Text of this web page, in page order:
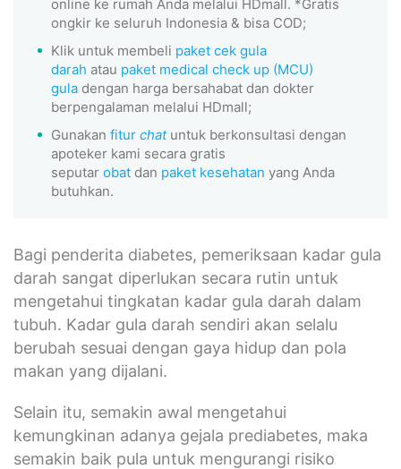
online ke rumah Anda melalui HDmall. *Gratis
ongkir ke seluruh Indonesia & bisa COD;
Klik untuk membeli paket cek gula
darah atau paket medical check up (MCU)
gula dengan harga bersahabat dan dokter
berpengalaman melalui HDmall;
Gunakan fitur chatuntuk berkonsultasi dengan
apoteker kami secara gratis
seputar obat dan paket kesehatan yang Anda
butuhkan.
Bagi penderita diabetes, pemeriksaan kadar gula
darah sangat diperlukan secara rutin untuk
mengetahui tingkatan kadar gula darah dalam
tubuh. Kadar gula darah sendiri akan selalu
berubah sesuai dengan gaya hidup dan pola
makan yang dijalani.
Selain itu, semakin awal mengetahui
kemungkinan adanya gejala prediabetes, maka
semakin baik pula untuk mengurangi risiko